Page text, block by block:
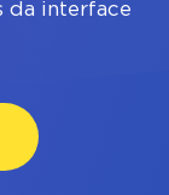
da interface